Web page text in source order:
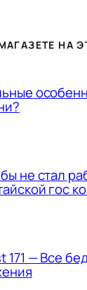
НА
не стал
гос
171 — Все